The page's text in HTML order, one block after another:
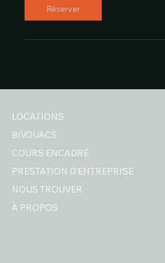
Réserver
LOCATIONS
BIVOUACS
COURS ENCADRÉ
PRESTATION D'ENTREPRISE
NOUS TROUVER
À PROPOS